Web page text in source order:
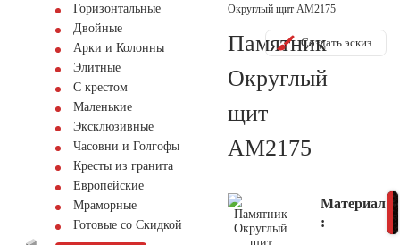
Горизонтальные
Двойные
Арки и Колонны
Элитные
С крестом
Маленькие
Эксклюзивные
Часовни и Голгофы
Кресты из гранита
Европейские
Мраморные
Готовые со Скидкой
Округлый щит AM2175
Памятник
Округлый
щит
AM2175
Создать эскиз
Материал
: